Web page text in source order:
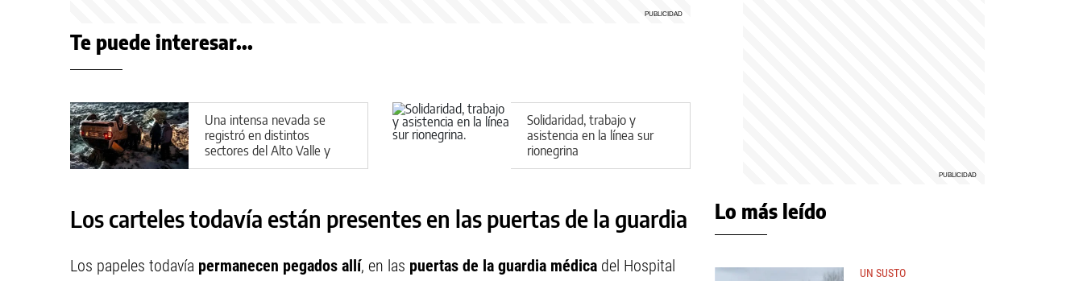
Te puede interesar...
Una intensa nevada se
registró en distintos
sectores del Alto Valle y
provocó al menos dos
Solidaridad, trabajo y
asistencia en la línea sur
rionegrina
Los carteles todavía están presentes en las puertas de la guardia
Los papeles todavía permanecen pegados allí, en las puertas de la guardia médica del Hospital
Lo más leído
UN SUSTO